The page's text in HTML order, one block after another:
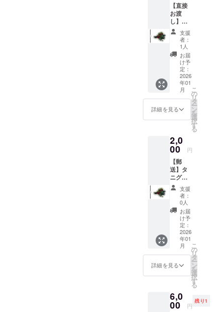
【直接
お渡
し】タ
ニグチ
刺繍さ
ん特製
刺繡
ワッペ
（Kea-
NZflow
er） 在
廊カレ
ンダー
をご確
認の
考欄に
来場予
定日時
をご記
入くだ
さい。
支援
者：
1人
お届
け予
定：
2026
年01
月
詳細を見る
こ
の
リ
タ
ー
ン
を
選
択
す
る
2,0
00 円
【郵
送】タ
ニグチ
刺繍さ
ん特製
刺繡
ワッペ
（Kea-
NZflow
er）
（送料
込み）
支援
者：
0人
お届
け予
定：
2026
年01
月
詳細を見る
こ
の
リ
タ
ー
ン
を
選
択
す
る
6,0
00 円
残り1